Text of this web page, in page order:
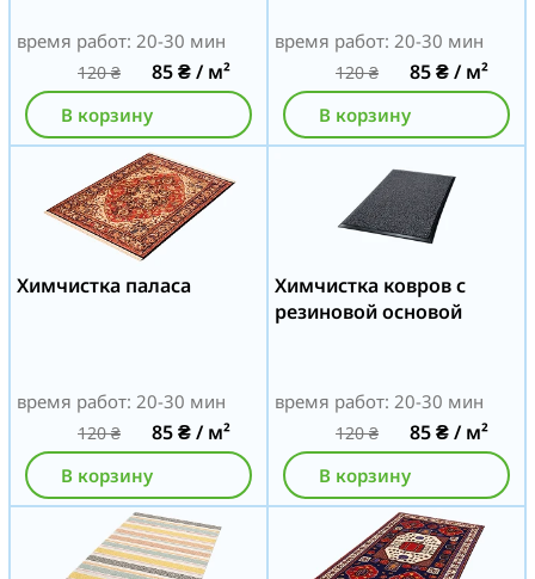
время работ: 20-30 мин
120₴ 85₴/ м²
В корзину
время работ: 20-30 мин
120₴ 85₴/ м²
В корзину
Химчистка паласа
время работ: 20-30 мин
120₴ 85₴/ м²
В корзину
Химчистка ковров с
резиновой основой
время работ: 20-30 мин
120₴ 85₴/ м²
В корзину